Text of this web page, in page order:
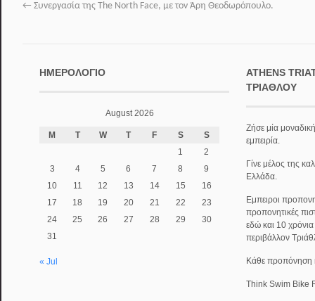
← Συνεργασία της The North Face, με τον Άρη Θεοδωρόπουλο.
ΗΜΕΡΟΛΌΓΙΟ
August 2026
M T W T F S
S
1
2
3
4 5 6 7 8
9
10
11 12 13 14 15
16
17
18 19 20 21 22
23
24
25 26 27 28 29
30
31
« Jul
ATHENS
ΤΡΙΆΘΛΟΥ
Ζήσε μία
εμπειρία.
Γίνε μέλος της
Ελλάδα.
Εμπειροι
προπονητικές
εδώ και 10
περιβάλλον
Κάθε προπόνηση
Think Swim Bike